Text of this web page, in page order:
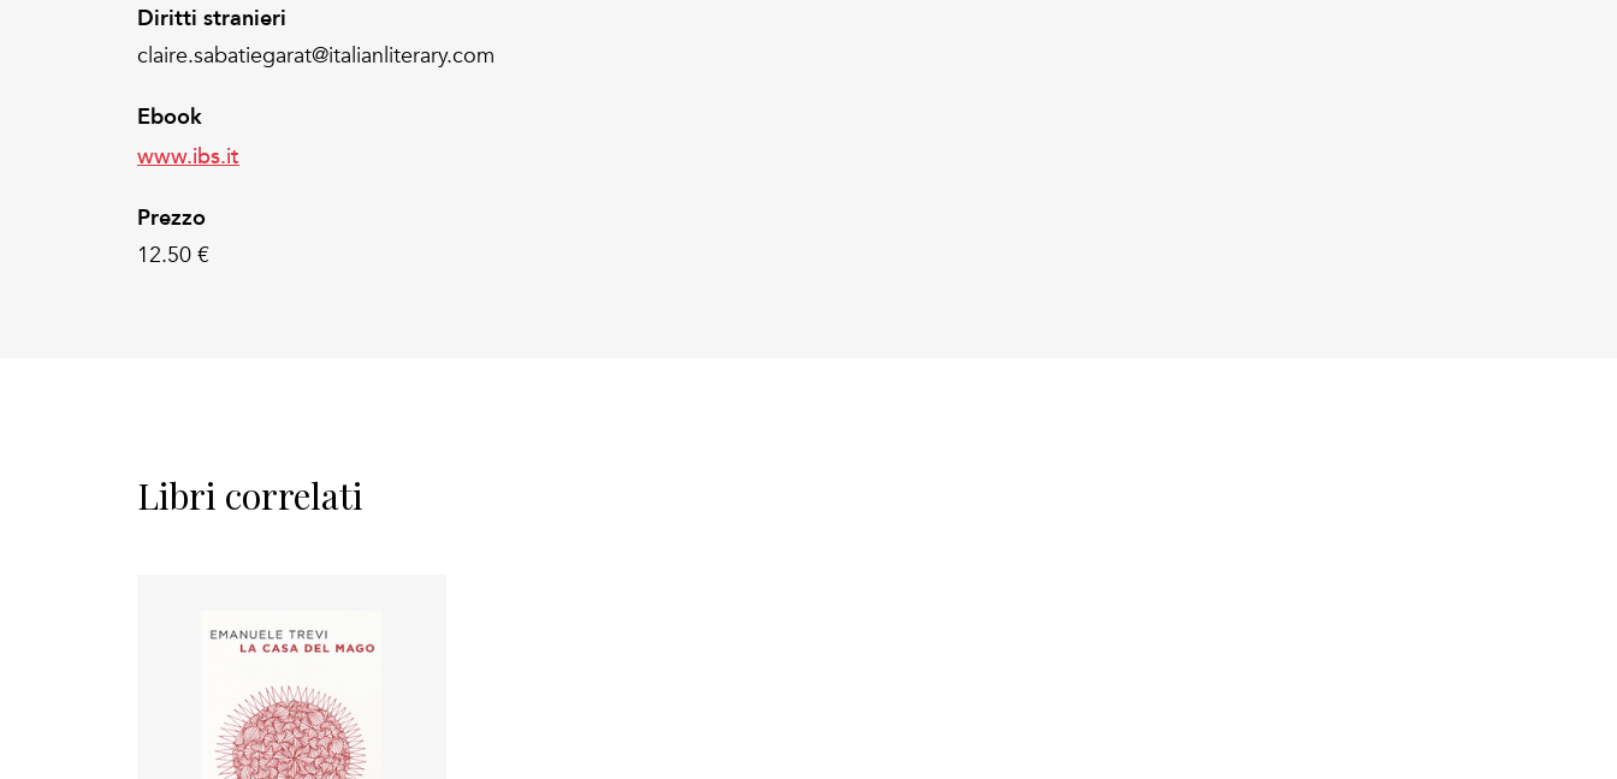
Diritti stranieri
claire.sabatiegarat@italianliterary.com
Ebook
www.ibs.it
Prezzo
12.50 €
Libri correlati